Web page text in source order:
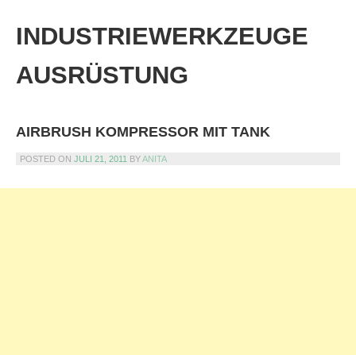
content
INDUSTRIEWERKZEUGE
AUSRÜSTUNG
AIRBRUSH KOMPRESSOR MIT TANK
POSTED ON JULI 21, 2011 BYANITA